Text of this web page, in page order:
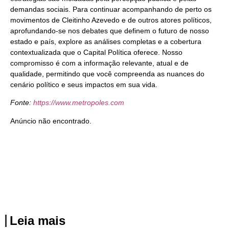
demandas sociais. Para continuar acompanhando de perto os
movimentos de Cleitinho Azevedo e de outros atores políticos,
aprofundando-se nos debates que definem o futuro de nosso
estado e país, explore as análises completas e a cobertura
contextualizada que o Capital Política oferece. Nosso
compromisso é com a informação relevante, atual e de
qualidade, permitindo que você compreenda as nuances do
cenário político e seus impactos em sua vida.
Fonte: https://www.metropoles.com
Anúncio não encontrado.
Leia mais